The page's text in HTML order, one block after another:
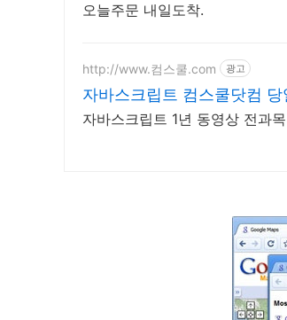
오늘주문 내일도착.
http://www.컴스쿨.com 광고
자바스크립트 컴스쿨닷컴
자바스크립트 1년 동영상 전과